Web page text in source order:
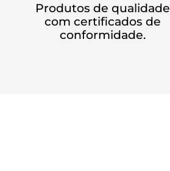
Produtos de qualidade
com certificados de
conformidade.